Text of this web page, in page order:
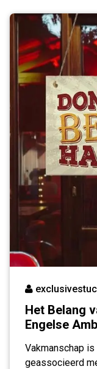
Het Belang
Engelse
Vakmanschap
geassocieerd